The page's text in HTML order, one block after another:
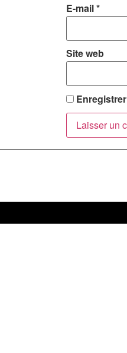
E-mail*
Site web